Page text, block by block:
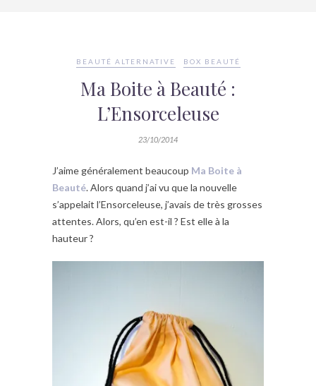
BEAUTÉ ALTERNATIVE BOX BEAUTÉ
Ma Boite à Beauté :
L’Ensorceleuse
23/10/2014
J’aime généralement beaucoup Ma Boite à
Beauté. Alors quand j’ai vu que la nouvelle
s’appelait l’Ensorceleuse, j’avais de très grosses
attentes. Alors, qu’en est-il ? Est elle à la
hauteur ?